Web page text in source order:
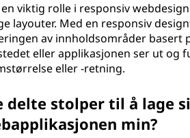
viktig rolle i responsiv
layouter. Med en responsiv
av innholdsområder basert
eller applikasjonen ser ut og
eller -retning.
delte stolper til å lage
min?